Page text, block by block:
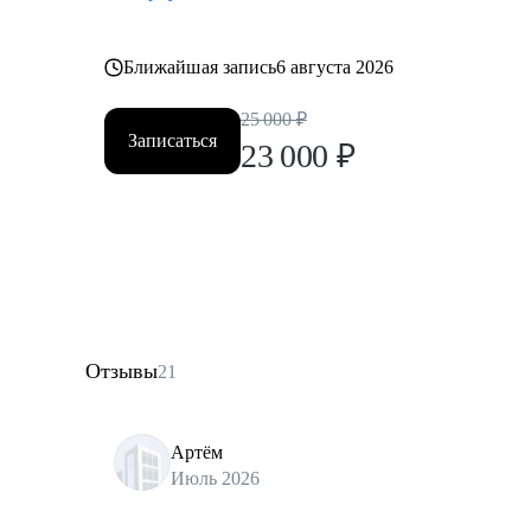
Ближайшая запись6 августа 2026
Записаться
25 000 ₽
23 000 ₽
Отзывы21
Артём
Июль 2026